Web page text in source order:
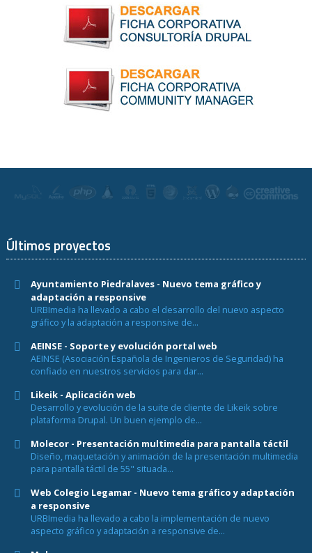
Últimos proyectos
Ayuntamiento Piedralaves - Nuevo tema gráfico y
adaptación a responsive
URBImedia ha llevado a cabo el desarrollo del nuevo aspecto
gráfico y la adaptación a responsive de...
AEINSE - Soporte y evolución portal web
AEINSE (Asociación Española de Ingenieros de Seguridad) ha
confiado en nuestros servicios para dar...
Likeik - Aplicación web
Desarrollo y evolución de la suite de cliente de Likeik sobre
plataforma Drupal. Un buen ejemplo de...
Molecor - Presentación multimedia para pantalla táctil
Diseño, maquetación y animación de la presentación multimedia
para pantalla táctil de 55" situada...
Web Colegio Legamar - Nuevo tema gráfico y adaptación
a responsive
URBImedia ha llevado a cabo la implementación de nuevo
aspecto gráfico y adaptación a responsive de...